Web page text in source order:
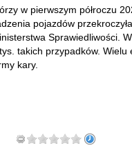
w pierwszym półroczu
pojazdów
Sprawiedliwości.
takich przypadków. Wielu
kary.